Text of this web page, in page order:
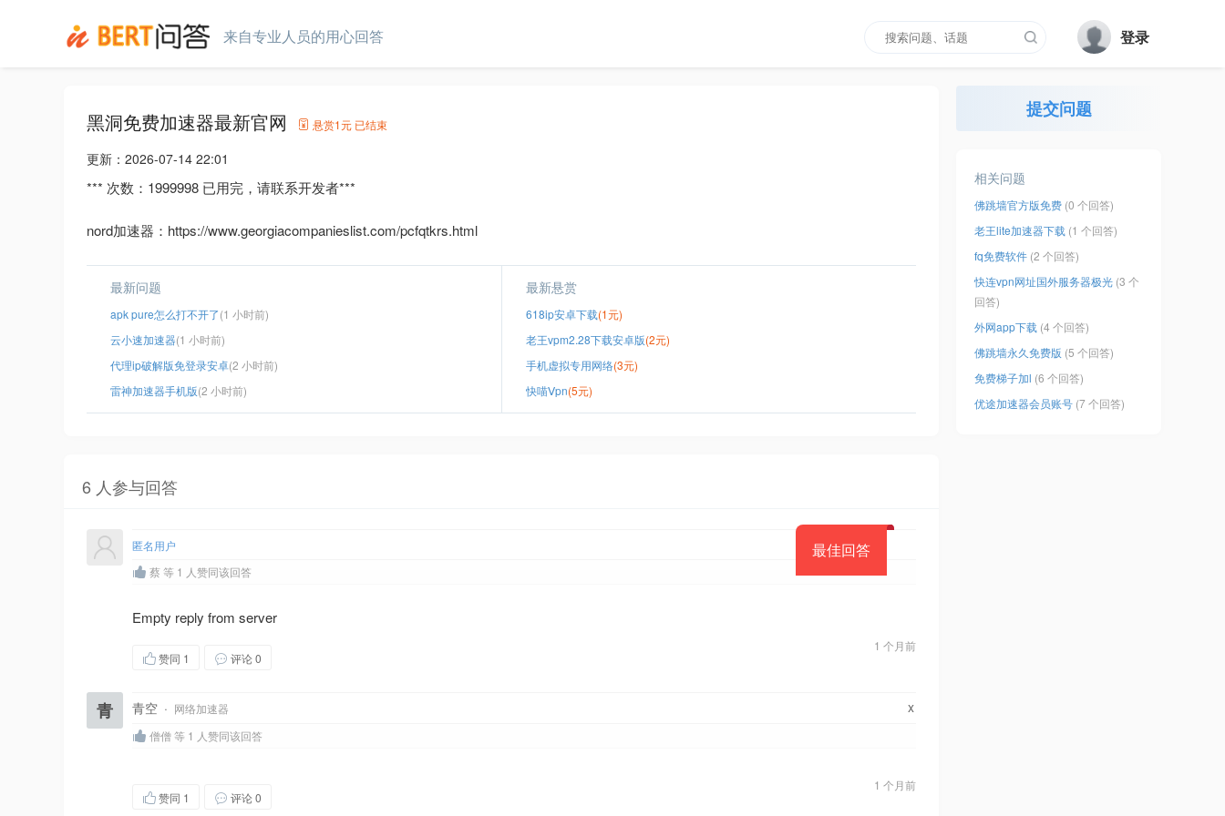
来自专业人员的用心回答 登录
黑洞免费加速器最新官网 悬赏1元 已结束
更新： 2026-07-14 22:01
*** 次数：1999998 已用完，请联系开发者***
nord加速器：https://www.georgiacompanieslist.com/pcfqtkrs.html
最新问题
apk pure怎么打不开了(1 小时前)
云小速加速器(1 小时前)
代理ip破解版免登录安卓(2 小时前)
雷神加速器手机版(2 小时前)
最新悬赏
618ip安卓下载(1元)
老王vpm2.28下载安卓版(2元)
手机虚拟专用网络(3元)
快喵Ⅴpn(5元)
6 人参与回答
最佳回答
匿名用户
蔡 等 1 人赞同该回答
Empty reply from server
1 个月前
赞同 1 评论 0
青 青空 · 网络加速器 x
僧僧 等 1 人赞同该回答
1 个月前
赞同 1 评论 0
提交问题
相关问题
佛跳墙官方版免费 (0 个回答)
老王lite加速器下载 (1 个回答)
fq免费软件 (2 个回答)
快连vpn网址国外服务器极光 (3 个
回答)
外网app下载 (4 个回答)
佛跳墙永久免费版 (5 个回答)
免费梯子加l (6 个回答)
优途加速器会员账号 (7 个回答)